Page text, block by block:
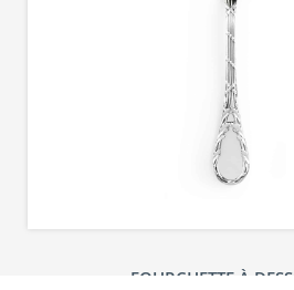
FOURCHETTE À